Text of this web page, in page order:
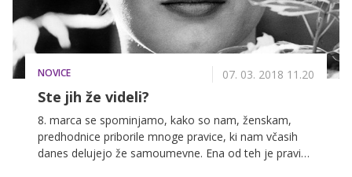
NOVICE 07. 03. 2018 11.20
Ste jih že videli?
8. marca se spominjamo, kako so nam, ženskam,
predhodnice priborile mnoge pravice, ki nam včasih
danes delujejo že samoumevne. Ena od teh je pravica